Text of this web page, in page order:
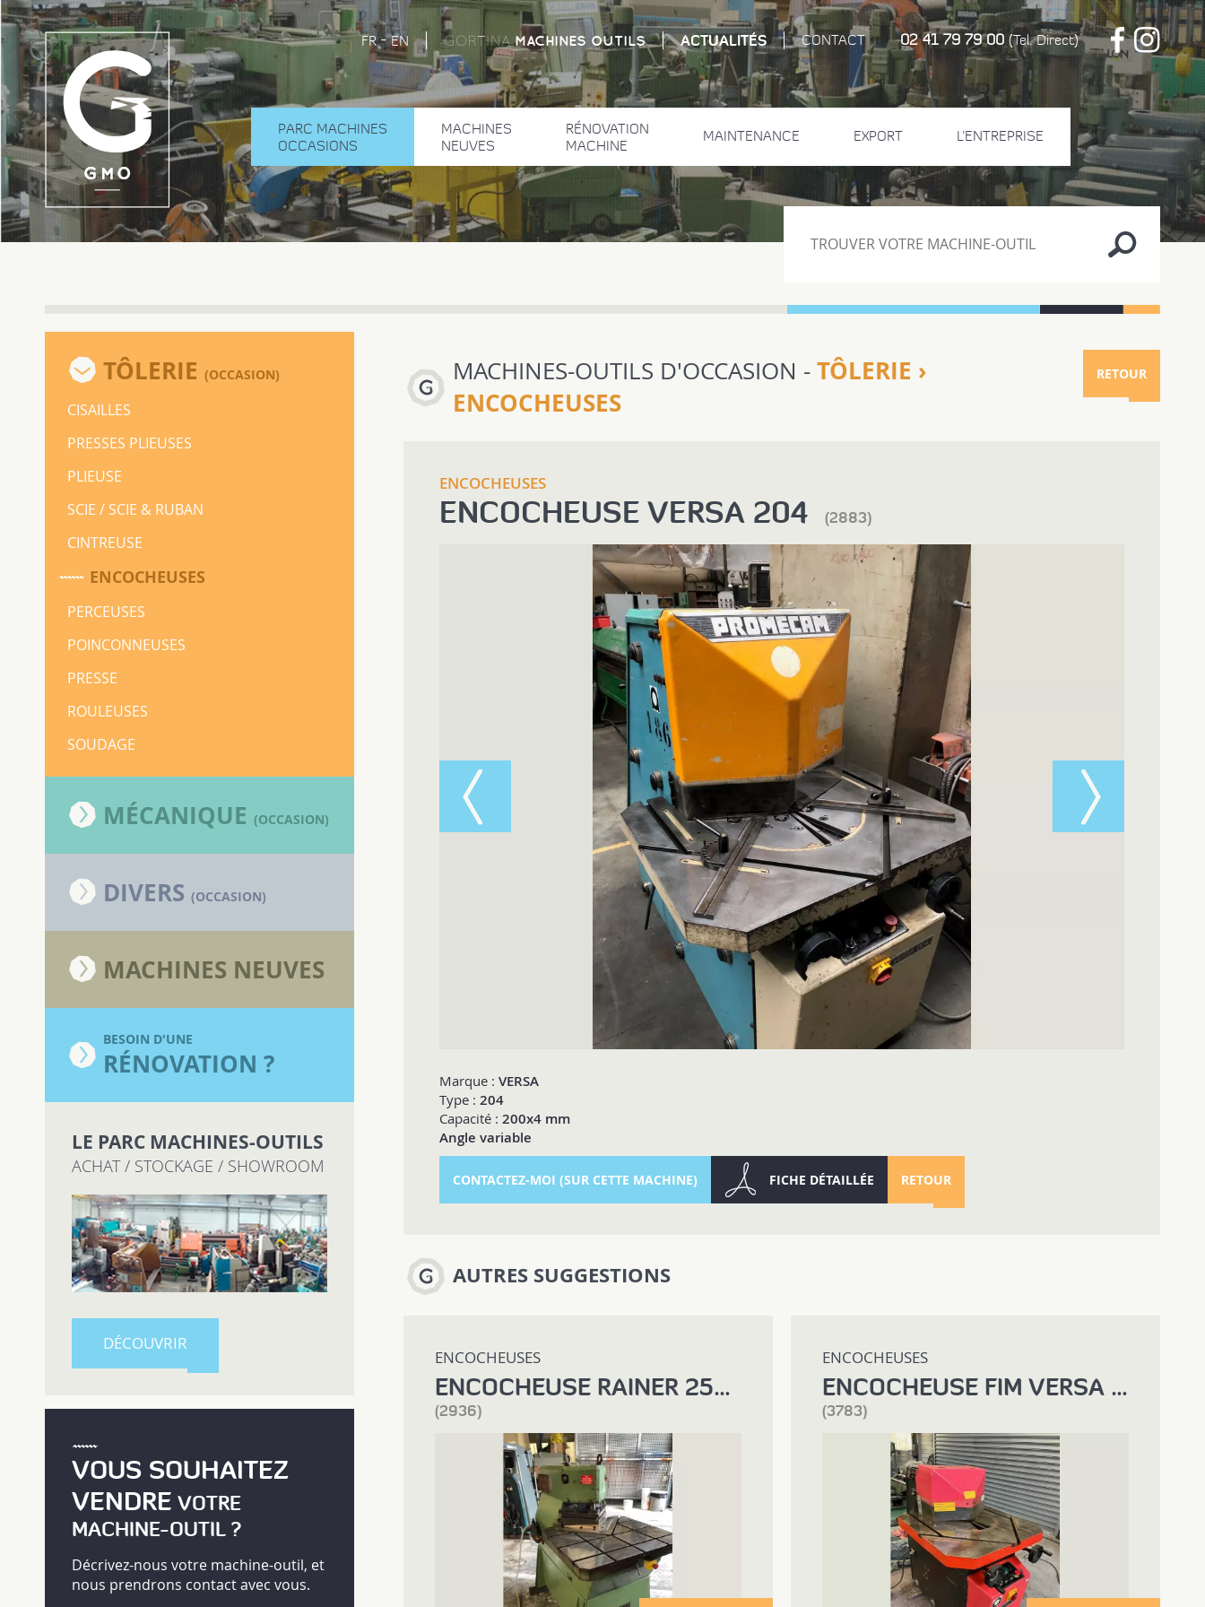
FR-EN GORTINAMACHINES OUTILS ACTUALITÉS CONTACT 02 41 79 79 00 (Tel. Direct)
PARC MACHINES
OCCASIONS
MACHINES
NEUVES
RÉNOVATION
MACHINE
MAINTENANCE EXPORT L'ENTREPRISE
TÔLERIE (OCCASION)
CISAILLES
PRESSES PLIEUSES
PLIEUSE
SCIE / SCIE & RUBAN
CINTREUSE
ENCOCHEUSES
PERCEUSES
POINCONNEUSES
PRESSE
ROULEUSES
SOUDAGE
MÉCANIQUE (OCCASION)
DIVERS (OCCASION)
MACHINES NEUVES
BESOIN D'UNE
RÉNOVATION ?
LE PARC MACHINES-OUTILS
ACHAT / STOCKAGE / SHOWROOM
DÉCOUVRIR
VOUS SOUHAITEZ
VENDRE VOTRE
MACHINE-OUTIL ?
Décrivez-nous votre machine-outil, et
nous prendrons contact avec vous.
RETOUR
MACHINES-OUTILS D'OCCASION - TÔLERIE ›
ENCOCHEUSES
ENCOCHEUSES
ENCOCHEUSE VERSA 204 (2883)
Marque : VERSA
Type : 204
Capacité : 200x4 mm
Angle variable
CONTACTEZ-MOI (SUR CETTE MACHINE) FICHE DÉTAILLÉE RETOUR
AUTRES SUGGESTIONS
ENCOCHEUSES
ENCOCHEUSE RAINER 250/6
(2936)
ENCOCHEUSES
ENCOCHEUSE FIM VERSA 153
(3783)